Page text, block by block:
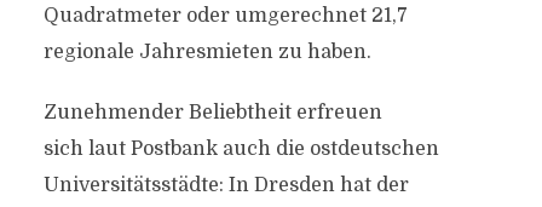
Quadratmeter oder umgerechnet 21,7
regionale Jahresmieten zu haben.
Zunehmender Beliebtheit erfreuen
sich laut Postbank auch die ostdeutschen
Universitätsstädte: In Dresden hat der